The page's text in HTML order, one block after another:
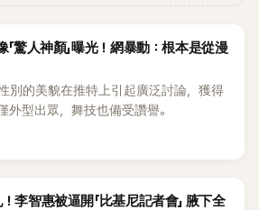
驚人神顏」曝光！網暴動：根本是從漫
別的美貌在推特上引起廣泛討論，獲得
外型出眾，舞技也備受讚譽。
李智惠被逼開「比基尼記者會」 腋下全